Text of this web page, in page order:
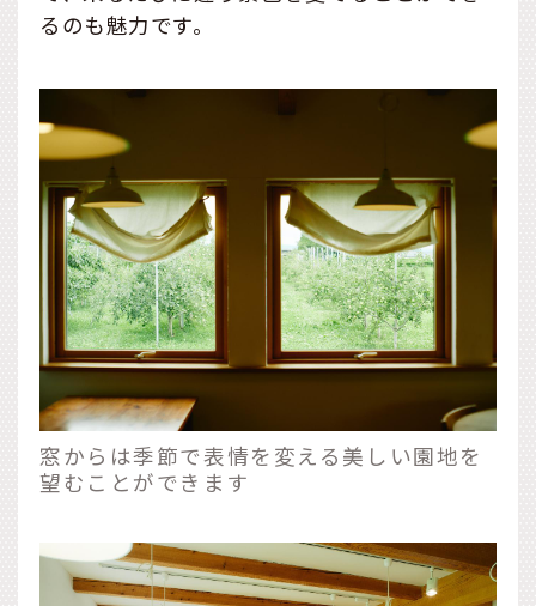
るのも魅力です。
窓からは季節で表情を変える美しい園地を
望むことができます